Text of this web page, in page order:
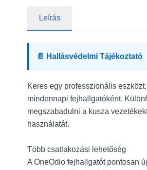
Leírás
📄 Hallásvédelmi Tájékoztató
Keres egy professzionális
mindennapi fejhallgatóként.
megszabadulni a kusza
használatát.
Több csatlakozási lehetőség
A OneOdio fejhallgatót pontosan